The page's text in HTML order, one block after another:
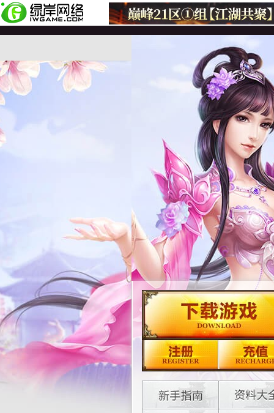
首页 新闻中心 游戏资料 账号管理